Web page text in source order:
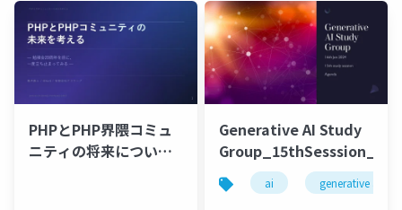
PHPとPHP界隈コミュ
ニティの将来について
Generative AI Study
ai generative ai